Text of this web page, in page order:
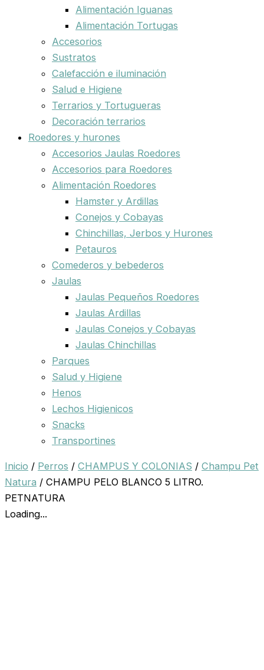
Alimentación Iguanas
Alimentación Tortugas
Accesorios
Sustratos
Calefacción e iluminación
Salud e Higiene
Terrarios y Tortugueras
Decoración terrarios
Roedores y hurones
Accesorios Jaulas Roedores
Accesorios para Roedores
Alimentación Roedores
Hamster y Ardillas
Conejos y Cobayas
Chinchillas, Jerbos y Hurones
Petauros
Comederos y bebederos
Jaulas
Jaulas Pequeños Roedores
Jaulas Ardillas
Jaulas Conejos y Cobayas
Jaulas Chinchillas
Parques
Salud y Higiene
Henos
Lechos Higienicos
Snacks
Transportines
Inicio / Perros / CHAMPUS Y COLONIAS / Champu Pet
Natura / CHAMPU PELO BLANCO 5 LITRO.
PETNATURA
Loading...